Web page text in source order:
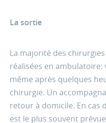
La sortie
La majorité des
réalisées en
même après quelques
chirurgie. Un
retour à domicile. En cas
est le plus souvent